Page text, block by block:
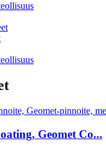
Geomet Co...